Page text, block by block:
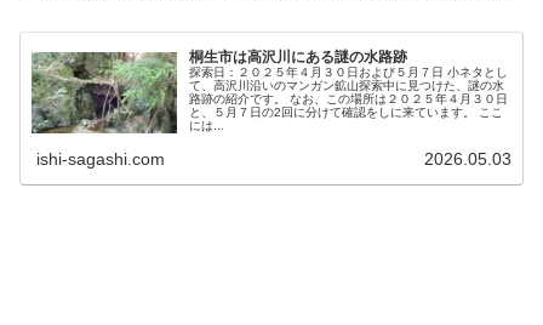
桐生市は高沢川にある謎の水路跡
探索日：２０２５年４月３０日および５月７日 小ネタとし
て、高沢川沿いのマンガン鉱山探索中に見つけた、謎の水
路跡の紹介です。 なお、この場所は２０２５年４月３０日
と、５月７日の2回に分けて確認をしに来ています。 ここ
には...
ishi-sagashi.com 2026.05.03